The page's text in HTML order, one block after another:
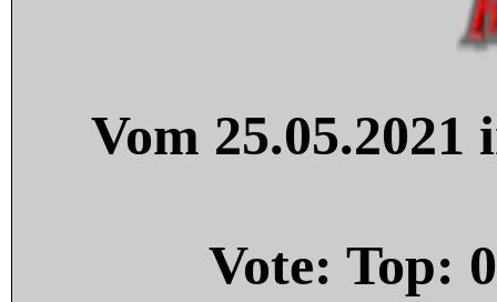
Vom
Vote: Top: 0